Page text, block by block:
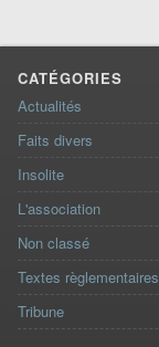
CATÉGORIES
Actualités
Faits divers
Insolite
L'association
Non classé
Textes règlementaires
Tribune